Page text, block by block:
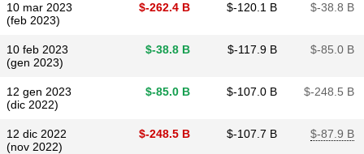
10 mar 2023
(feb 2023)
$​-262.4 B $​-120.1 B $​-38.8 B
10 feb 2023
(gen 2023)
$​-38.8 B $​-117.9 B $​-85.0 B
12 gen 2023
(dic 2022)
$​-85.0 B $​-107.0 B $​-248.5 B
12 dic 2022
(nov 2022)
$​-248.5 B $​-107.7 B $​-87.9 B